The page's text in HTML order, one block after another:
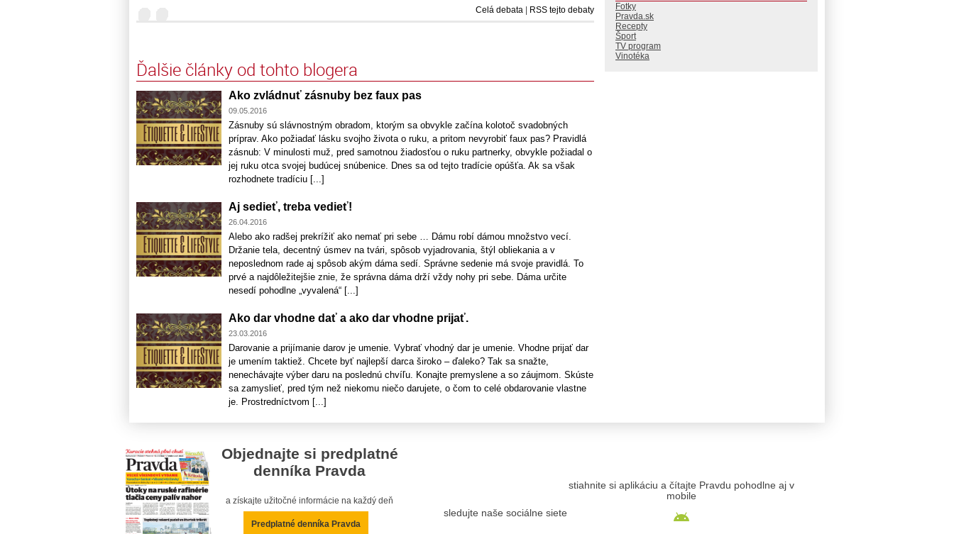
Celá debata RSS tejto debaty
Ďalšie články od tohto blogera
Ako zvládnuť zásnuby bez faux pas
09.05.2016
Zásnuby sú slávnostným obradom, ktorým sa obvykle začína kolotoč svadobných
príprav. Ako požiadať lásku svojho života o ruku, a pritom nevyrobiť faux pas? Pravidlá
zásnub: V minulosti muž, pred samotnou žiadosťou o ruku partnerky, obvykle požiadal o
jej ruku otca svojej budúcej snúbenice. Dnes sa od tejto tradície opúšťa. Ak sa však
rozhodnete tradíciu [...]
Aj sedieť, treba vedieť!
26.04.2016
Alebo ako radšej prekrížiť ako nemať pri sebe … Dámu robí dámou množstvo vecí.
Držanie tela, decentný úsmev na tvári, spôsob vyjadrovania, štýl obliekania a v
neposlednom rade aj spôsob akým dáma sedí. Správne sedenie má svoje pravidlá. To
prvé a najdôležitejšie znie, že správna dáma drží vždy nohy pri sebe. Dáma určite
nesedí pohodlne „vyvalená“ [...]
Ako dar vhodne dať a ako dar vhodne prijať.
23.03.2016
Darovanie a prijímanie darov je umenie. Vybrať vhodný dar je umenie. Vhodne prijať dar
je umením taktiež. Chcete byť najlepší darca široko – ďaleko? Tak sa snažte,
nenechávajte výber daru na poslednú chvíľu. Konajte premyslene a so záujmom. Skúste
sa zamyslieť, pred tým než niekomu niečo darujete, o čom to celé obdarovanie vlastne
je. Prostredníctvom [...]
Fotky
Pravda.sk
Recepty
Šport
TV program
Vinotéka
Objednajte si predplatné
denníka Pravda
a získajte užitočné informácie na každý deň
Predplatné denníka Pravda
sledujte naše sociálne siete
stiahnite si aplikáciu a čítajte Pravdu pohodlne aj v
mobile